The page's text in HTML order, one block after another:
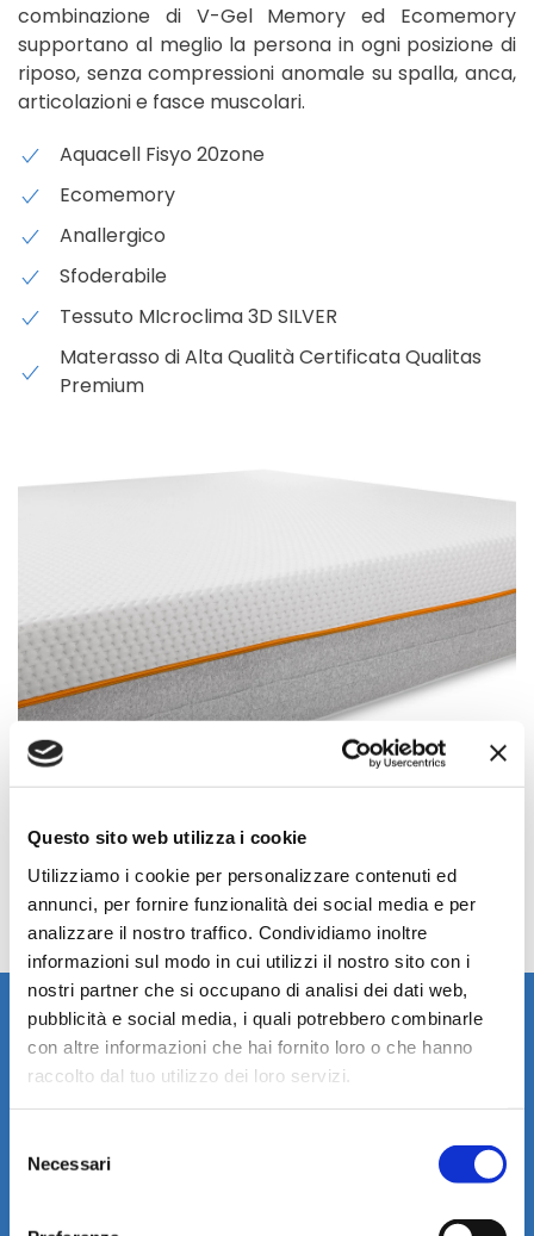
Questo sito web utilizza i cookie
Utilizziamo i cookie per personalizzare contenuti ed
annunci, per fornire funzionalità dei social media e per
analizzare il nostro traffico. Condividiamo inoltre
informazioni sul modo in cui utilizzi il nostro sito con i
nostri partner che si occupano di analisi dei dati web,
pubblicità e social media, i quali potrebbero combinarle
con altre informazioni che hai fornito loro o che hanno
raccolto dal tuo utilizzo dei loro servizi.
delNecessari
combinazione di V-Gel Memory ed Ecomemory
supportano al meglio la persona in ogni posizione di
riposo, senza compressioni anomale su spalla, anca,
articolazioni e fasce muscolari.
Aquacell Fisyo 20zone
Ecomemory
Anallergico
Sfoderabile
Tessuto MIcroclima 3D SILVER
Materasso di Alta Qualità Certificata Qualitas
Premium
RIVESTIMENTO
COVER MICROCLIMATE 3D SILVER
bi-elastico Micro-Climate double jersey con
imbottitura integrata con trama traspirante 3D, si
modella perfettamente alla struttura esaltandone le